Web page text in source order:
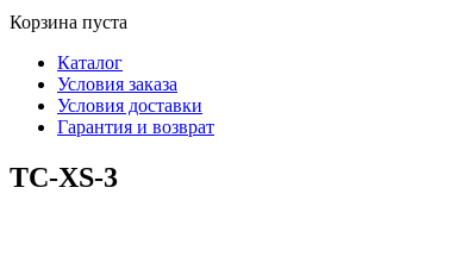
Корзина пуста
Каталог
Условия заказа
Условия доставки
Гарантия и возврат
TC-XS-3